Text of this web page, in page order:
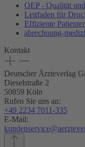
QEP - Qualität
Leitfaden für
Effiziente
abrechnung-
Kontakt
Deutscher Ärzteverlag
Dieselstraße 2
50859 Köln
Rufen Sie uns an:
+49 2234 7011-335
E-Mail: